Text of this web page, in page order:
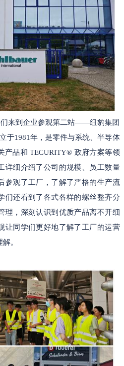
们来到企业参观第二站——纽豹集团
于1981年，是零件与系统、半导体
产品和 TECURITY® 政府方案等领
详细介绍了公司的规模、员工数量
参观了工厂，了解了严格的生产流
们还看到了各式各样的螺丝整齐分
理，深刻认识到优质产品离不开细
让同学们更好地了解了工厂的运营
。